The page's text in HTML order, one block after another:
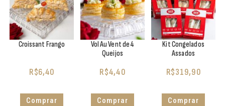
Croissant Frango
R$6,40
Comprar
Vol Au Vent de 4
Queijos
R$4,40
Comprar
Kit Congelados
Assados
R$319,90
Comprar